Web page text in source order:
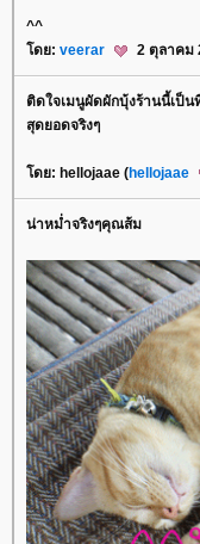
^^
ดย: veerar 2 ตุลาคม
ติดใจเมนูผัดผักบุ้งร้านนี้เป็น
สุดยอดจริงๆ
ดย: hellojaae (hellojaae
น่าหม่ำจริงๆคุณส้ม